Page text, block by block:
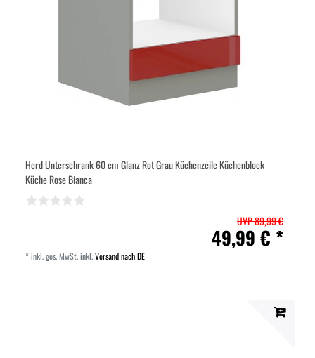
Herd Unterschrank 60 cm Glanz Rot Grau Küchenzeile Küchenblock
Küche Rose Bianca
UVP 89,99 €
49,99 € *
*inkl. ges. MwSt.inkl.Versand nach DE